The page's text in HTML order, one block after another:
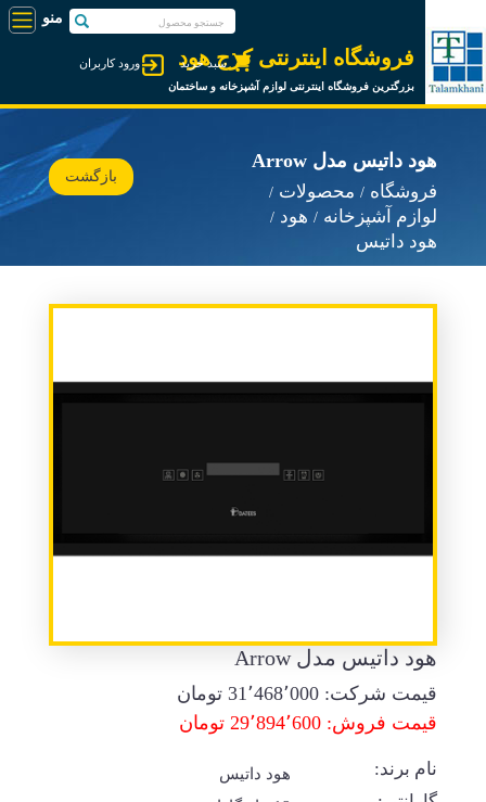
فروشگاه اینترنتی کرج هود
بزرگترین فروشگاه اینترنتی لوازم آشپزخانه و ساختمان
ورود کاربران سبد خرید
هود داتیس مدل Arrow
فروشگاه
محصولات
لوازم آشپزخانه
هود
هود داتیس
بازگشت
هود داتیس مدل Arrow
قیمت شرکت: 31٬468٬000تومان
قیمت فروش: 29٬894٬600 تومان
نام برند: هود داتیس